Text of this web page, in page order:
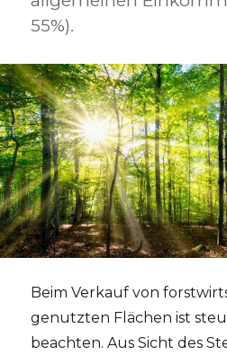
55%).
Beim Verkauf von
genutzten Flächen ist
beachten. Aus Sicht des